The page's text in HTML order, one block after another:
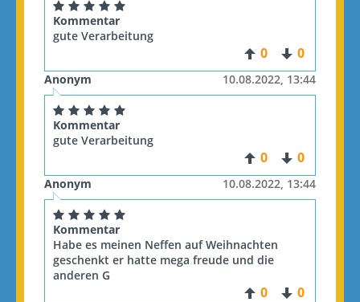
Kommentar
gute Verarbeitung
0 0
Anonym 10.08.2022, 13:44
Kommentar
gute Verarbeitung
0 0
Anonym 10.08.2022, 13:44
Kommentar
Habe es meinen Neffen auf Weihnachten
geschenkt er hatte mega freude und die
anderen G
0 0